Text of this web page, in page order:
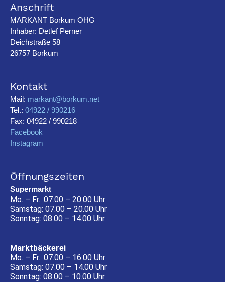
Anschrift
MARKANT Borkum OHG
Inhaber: Detlef Perner
Deichstraße 58
26757 Borkum
Kontakt
Mail: markant@borkum.net
Tel.: 04922 / 990216
Fax: 04922 / 990218
Facebook
Instagram
Öffnungszeiten
Supermarkt
Mo. – Fr.: 07.00 – 20.00 Uhr
Samstag: 07.00 – 20.00 Uhr
Sonntag: 08.00 – 14.00 Uhr
Marktbäckerei
Mo. – Fr.: 07.00 – 16.00 Uhr
Samstag: 07.00 – 14.00 Uhr
Sonntag: 08.00 – 10.00 Uhr